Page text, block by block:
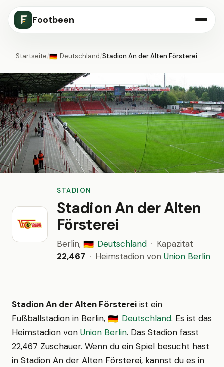
Footbeen
Startseite/🇩🇪 Deutschland/Stadion An der Alten Försterei
STADION
Stadion An der Alten
Försterei
Berlin, 🇩🇪 Deutschland · Kapazität
22,467 · Heimstadion von Union Berlin
Stadion An der Alten Försterei ist ein
Fußballstadion in Berlin, 🇩🇪 Deutschland. Es ist das
Heimstadion von Union Berlin. Das Stadion fasst
22,467 Zuschauer. Wenn du ein Spiel besucht hast
in Stadion An der Alten Försterei, kannst du es in